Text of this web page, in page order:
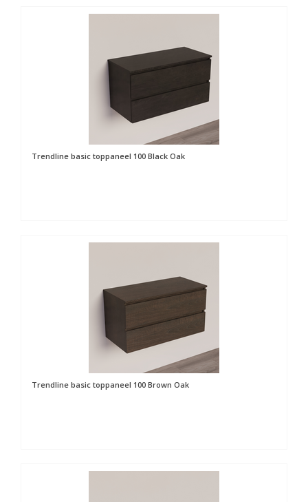
Trendline basic toppaneel 100 Black Oak
Trendline basic toppaneel 100 Brown Oak